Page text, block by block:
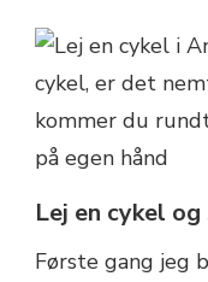
Lej en cykel og
Første gang jeg